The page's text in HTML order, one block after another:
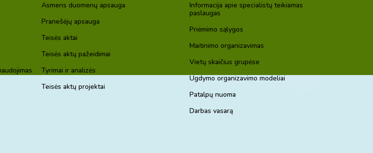
Asmens duomenų apsauga
Pranešėjų apsauga
Teisės aktai
Teisės aktų pažeidimai
Tyrimai ir analizės
Teisės aktų projektai
Informacija apie specialistų teikiamas
paslaugas
Priėmimo sąlygos
Maitinimo organizavimas
Vietų skaičius grupėse
Ugdymo organizavimo modeliai
Patalpų nuoma
Darbas vasarą